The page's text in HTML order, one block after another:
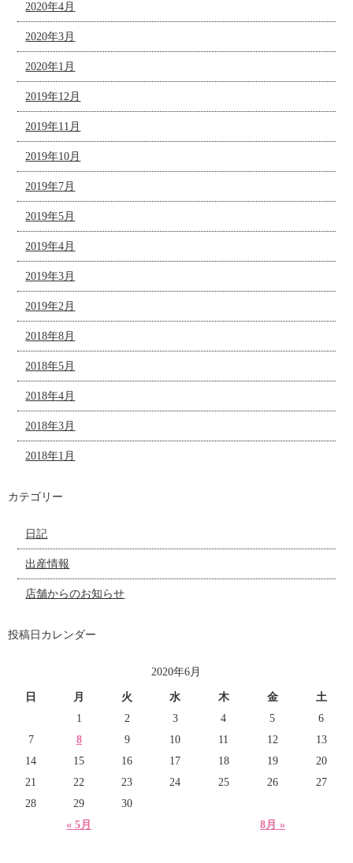
2020年4月
2020年3月
2020年1月
2019年12月
2019年11月
2019年10月
2019年7月
2019年5月
2019年4月
2019年3月
2019年2月
2018年8月
2018年5月
2018年4月
2018年3月
2018年1月
カテゴリー
日記
出産情報
店舗からのお知らせ
投稿日カレンダー
2020年6月
日 月 火 水 木 金 土
« 5月 8月 »
1 2 3 4 5
6
7
8 9 10 11 12
13
14
15 16 17 18 19
20
21
22 23 24 25 26
27
28
29 30